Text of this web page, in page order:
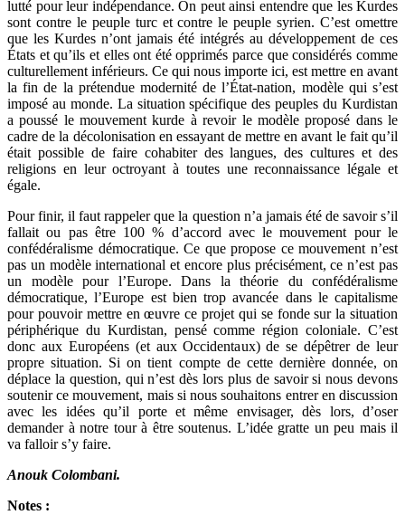
lutté pour leur indépendance. On peut ainsi entendre que les Kurdes
sont contre le peuple turc et contre le peuple syrien. C’est omettre
que les Kurdes n’ont jamais été intégrés au développement de ces
États et qu’ils et elles ont été opprimés parce que considérés comme
culturellement inférieurs. Ce qui nous importe ici, est mettre en avant
la fin de la prétendue modernité de l’État-nation, modèle qui s’est
imposé au monde. La situation spécifique des peuples du Kurdistan
a poussé le mouvement kurde à revoir le modèle proposé dans le
cadre de la décolonisation en essayant de mettre en avant le fait qu’il
était possible de faire cohabiter des langues, des cultures et des
religions en leur octroyant à toutes une reconnaissance légale et
égale.
Pour finir, il faut rappeler que la question n’a jamais été de savoir s’il
fallait ou pas être 100 % d’accord avec le mouvement pour le
confédéralisme démocratique. Ce que propose ce mouvement n’est
pas un modèle international et encore plus précisément, ce n’est pas
un modèle pour l’Europe. Dans la théorie du confédéralisme
démocratique, l’Europe est bien trop avancée dans le capitalisme
pour pouvoir mettre en œuvre ce projet qui se fonde sur la situation
périphérique du Kurdistan, pensé comme région coloniale. C’est
donc aux Européens (et aux Occidentaux) de se dépêtrer de leur
propre situation. Si on tient compte de cette dernière donnée, on
déplace la question, qui n’est dès lors plus de savoir si nous devons
soutenir ce mouvement, mais si nous souhaitons entrer en discussion
avec les idées qu’il porte et même envisager, dès lors, d’oser
demander à notre tour à être soutenus. L’idée gratte un peu mais il
va falloir s’y faire.
Anouk Colombani.
Notes :